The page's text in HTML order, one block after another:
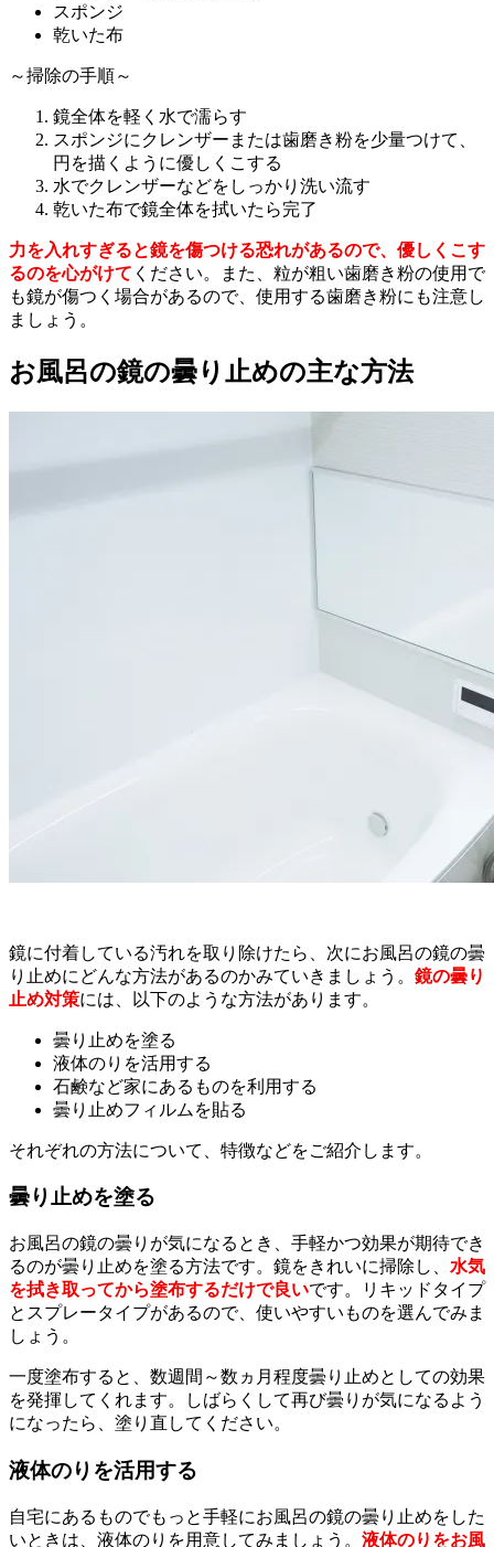
スポンジ
乾いた布
～掃除の手順～
鏡全体を軽く水で濡らす
スポンジにクレンザーまたは歯磨き粉を少量つけて、
円を描くように優しくこする
水でクレンザーなどをしっかり洗い流す
乾いた布で鏡全体を拭いたら完了
力を入れすぎると鏡を傷つける恐れがあるので、優しくこす
るのを心がけて ください。また、粒が粗い歯磨き粉の使用で
も鏡が傷つく場合があるので、使用する歯磨き粉にも注意し
ましょう。
お風呂の鏡の曇り止めの主な方法
鏡に付着している汚れを取り除けたら、次にお風呂の鏡の曇
り止めにどんな方法があるのかみていきましょう。 鏡の曇り
止め対策には、以下のような方法があります。
曇り止めを塗る
液体のりを活用する
石鹸など家にあるものを利用する
曇り止めフィルムを貼る
それぞれの方法について、特徴などをご紹介します。
曇り止めを塗る
お風呂の鏡の曇りが気になるとき、手軽かつ効果が期待でき
るのが曇り止めを塗る方法です。鏡をきれいに掃除し、 水気
を拭き取ってから塗布するだけで良いです。リキッドタイプ
とスプレータイプがあるので、使いやすいものを選んでみま
しょう。
一度塗布すると、数週間～数ヵ月程度曇り止めとしての効果
を発揮してくれます。しばらくして再び曇りが気になるよう
になったら、塗り直してください。
液体のりを活用する
自宅にあるものでもっと手軽にお風呂の鏡の曇り止めをした
いときは、液体のりを用意してみましょう。 液体のりをお風